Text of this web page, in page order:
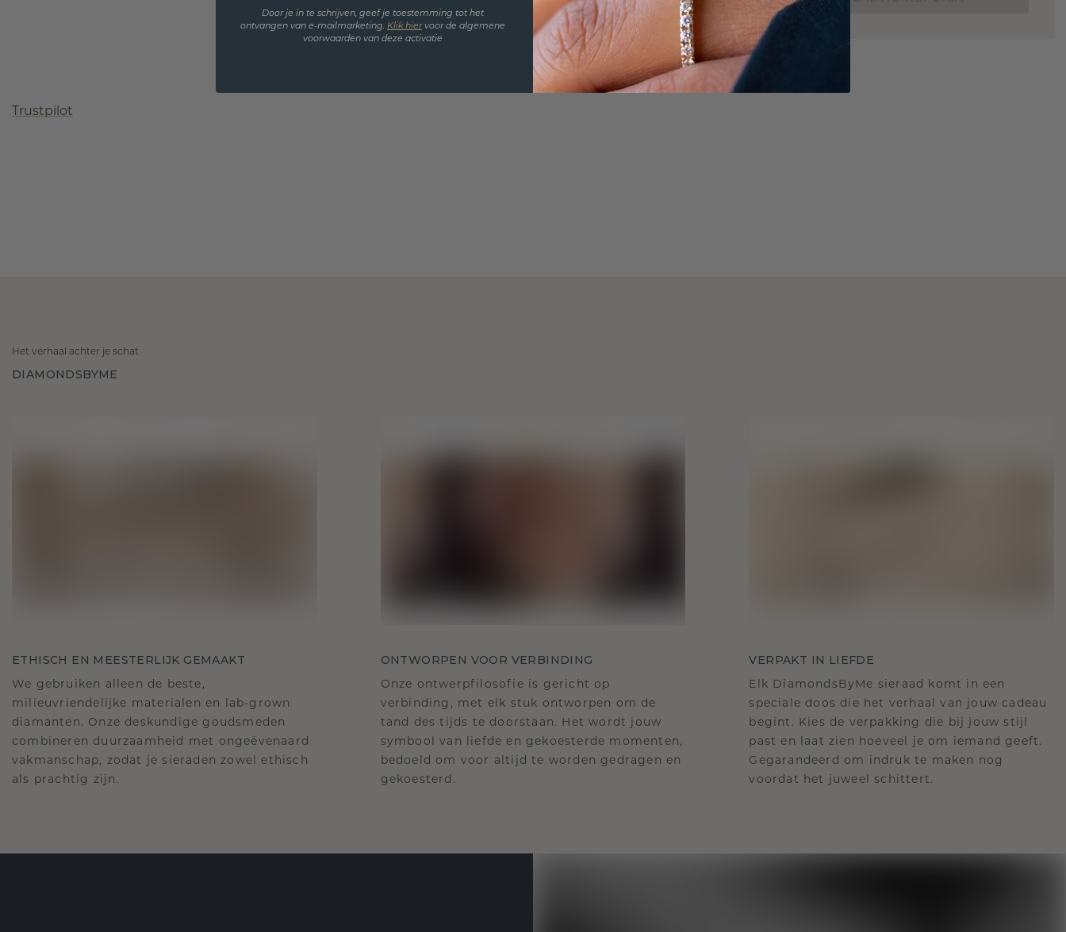
Trustpilot
Het verhaal achter je schat
DIAMONDSBYME
ETHISCH EN MEESTERLIJK GEMAAKT
We gebruiken alleen de beste,
milieuvriendelijke materialen en lab-grown
diamanten. Onze deskundige goudsmeden
combineren duurzaamheid met ongeëvenaard
vakmanschap, zodat je sieraden zowel ethisch
als prachtig zijn.
ONTWORPEN VOOR VERBINDING
Onze ontwerpfilosofie is gericht op
verbinding, met elk stuk ontworpen om de
tand des tijds te doorstaan. Het wordt jouw
symbool van liefde en gekoesterde momenten,
bedoeld om voor altijd te worden gedragen en
gekoesterd.
VERPAKT IN LIEFDE
Elk DiamondsByMe sieraad komt in een
speciale doos die het verhaal van jouw cadeau
begint. Kies de verpakking die bij jouw stijl
past en laat zien hoeveel je om iemand geeft.
Gegarandeerd om indruk te maken nog
voordat het juweel schittert.
Door je in te schrijven, geef je toestemming tot het
ontvangen van e-mailmarketing. Klik hiervoor de algemene
voorwaarden van deze activatie